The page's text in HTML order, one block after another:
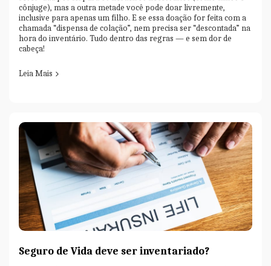
cônjuge), mas a outra metade você pode doar livremente,
inclusive para apenas um filho. E se essa doação for feita com a
chamada “dispensa de colação”, nem precisa ser “descontada” na
hora do inventário. Tudo dentro das regras — e sem dor de
cabeça!
Leia Mais
Seguro de Vida deve ser inventariado?